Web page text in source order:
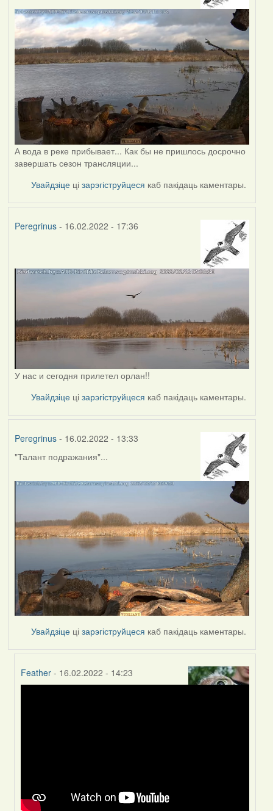
А вода в реке прибывает... Как бы не пришлось досрочно
завершать сезон трансляции...
Увайдзіце цізарэгіструйцеся каб пакідаць каментары.
Peregrinus- 16.02.2022 - 17:36
У нас и сегодня прилетел орлан!!
Увайдзіце цізарэгіструйцеся каб пакідаць каментары.
Peregrinus- 16.02.2022 - 13:33
"Талант подражания"...
Увайдзіце цізарэгіструйцеся каб пакідаць каментары.
Feather - 16.02.2022 - 14:23